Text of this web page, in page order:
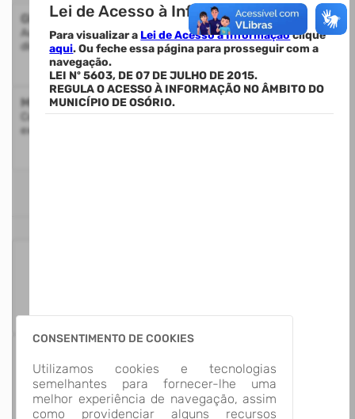
Lei de Acesso à Informação.
Para visualizar a Lei de Acesso à Informaçãoclique
aqui. Ou feche essa página para prosseguir com a
navegação.
LEI Nº 5603, DE 07 DE JULHO DE 2015.
REGULA O ACESSO À INFORMAÇÃO NO ÂMBITO DO
MUNICÍPIO DE OSÓRIO.
CONSENTIMENTO DE COOKIES
Utilizamos cookies e tecnologias
semelhantes para fornecer-lhe uma
melhor experiência de navegação, assim
como providenciar alguns recursos
Glossário
Auxilia na compreensão de termos utilizados nas informações
disponibilizadas.
Mapa do Site
Consulte a estrutura do Portal da Transparência com a
exibição de todos os itens disponíveis
13 Grupos de
Informação